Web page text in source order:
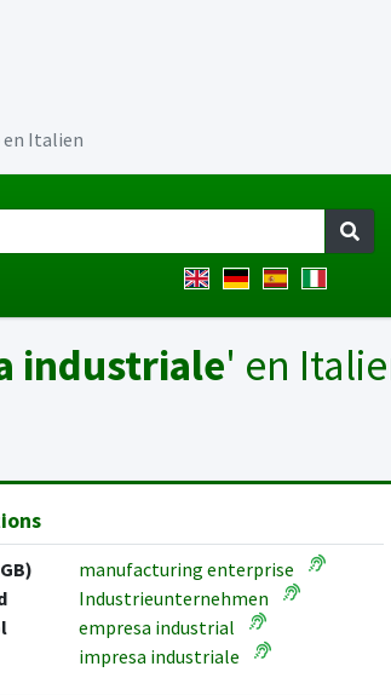
en Italien
industriale' en
manufacturing enterprise
Industrieunternehmen
empresa industrial
impresa industriale